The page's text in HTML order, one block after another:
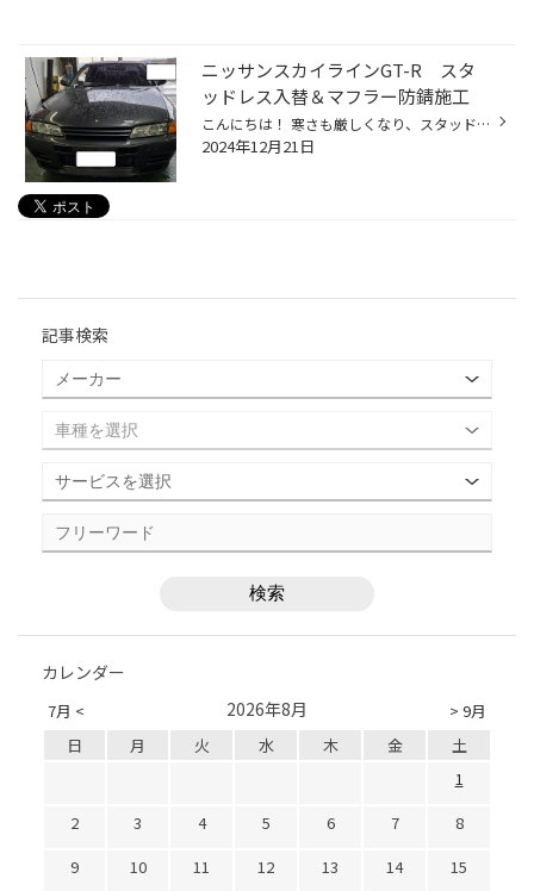
ニッサンスカイラインGT-R スタ
ッドレス入替＆マフラー防錆施工
こんにちは！ 寒さも厳しくなり、スタッドレスへの履き替えも一段落といったところで久々の更新です！ 皆様はもうスタッドレスへの履き替えはお済みですか？ まだのお方はお早めに！！ さて、本日ご紹介するのはコチラです！ 言わずと知れた名車、スカイラインGT-Rでございます！ 今回はコチラにBLI...
2024年12月21日
記事検索
カレンダー
7月 < > 9月
2026年8月
日 月 火 水 木 金
土
1
2
3 4 5 6 7
8
9
10 11 12 13 14
15